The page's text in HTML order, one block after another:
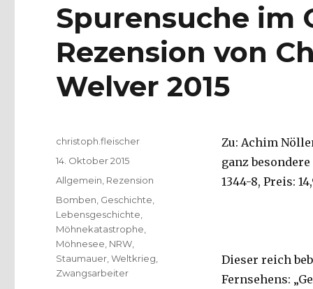
Spurensuche im
Rezension von
Welver 2015
Zu: Achim
ganz besondere
1344-8, Preis:
Dieser reich
Fernsehens:
Autor
christoph.fleischer
Veröffentlicht
am
14. Oktober 2015
Kategorien
Allgemein Rezension
Schlagwörter
Bomben Geschichte
Lebensgeschichte
Möhnekatastrophe
Möhnesee NRW
Staumauer ,Weltkrieg
Zwangsarbeiter